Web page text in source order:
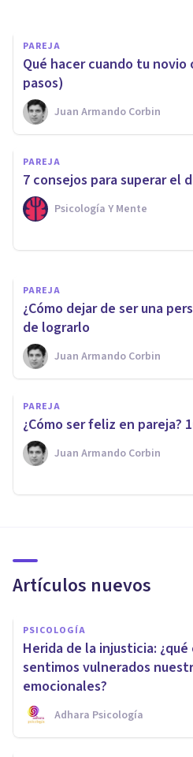
PAREJA
Qué hacer cuando tu
pasos)
Juan Armando Corbin
PAREJA
7 consejos para superar el
Psicología Y Mente
PAREJA
Relaciones de
disfuncionales:
alerta
PAREJA
¿Cómo dejar de ser una
de lograrlo
Juan Armando Corbin
PAREJA
¿Cómo ser feliz en pareja?
Juan Armando Corbin
Artículos nuevos
PSICOLOGÍA
Herida de la injusticia:
sentimos vulnerados
emocionales?
Adhara Psicología